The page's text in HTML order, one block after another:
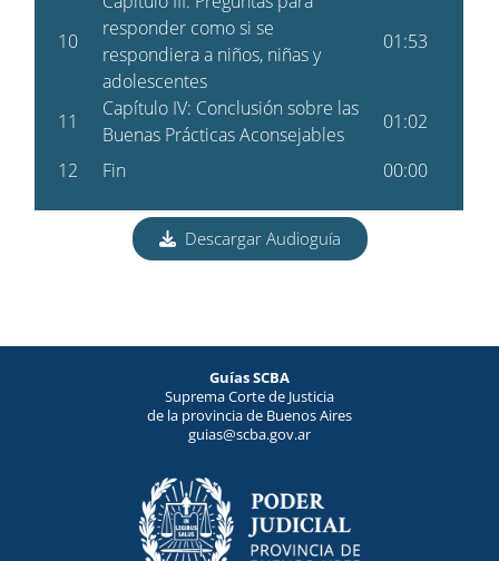
Descargar Audioguía
Guías SCBA
Suprema Corte de Justicia
de la provincia de Buenos Aires
guias@scba.gov.ar